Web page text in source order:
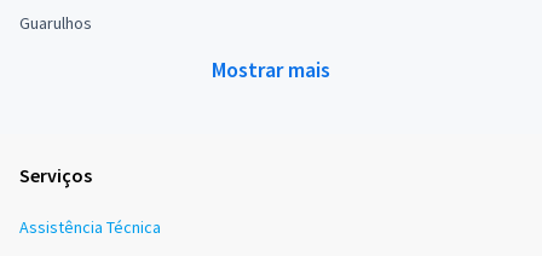
Guarulhos
Mostrar mais
Serviços
Assistência Técnica